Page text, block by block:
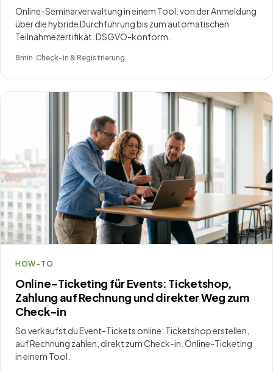
Online-Seminarverwaltung in einem Tool: von der Anmeldung
über die hybride Durchführung bis zum automatischen
Teilnahmezertifikat. DSGVO-konform.
8min .Check-in & Registrierung
HOW-TO
Online-Ticketing für Events: Ticketshop,
Zahlung auf Rechnung und direkter Weg zum
Check-in
So verkaufst du Event-Tickets online: Ticketshop erstellen,
auf Rechnung zahlen, direkt zum Check-in. Online-Ticketing
in einem Tool.